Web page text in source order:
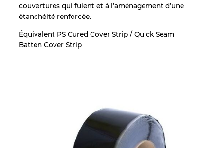
couvertures qui fuient et à l’aménagement d’une
étanchéité renforcée.
Équivalent PS Cured Cover Strip / Quick Seam
Batten Cover Strip